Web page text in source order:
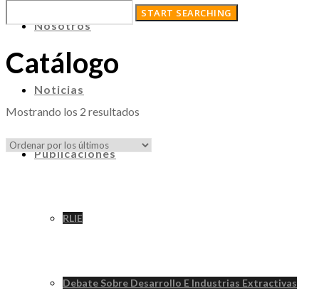
Nosotros
Noticias
Publicaciones
RLIE
Debate Sobre Desarrollo E Industrias Extractivas
Catálogo
Mostrando los 2 resultados
los